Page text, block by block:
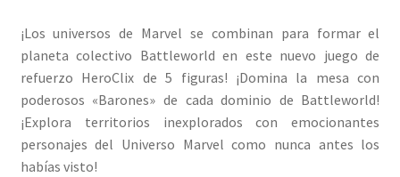
¡Los universos de Marvel se combinan para formar el
planeta colectivo Battleworld en este nuevo juego de
refuerzo HeroClix de 5 figuras! ¡Domina la mesa con
poderosos «Barones» de cada dominio de Battleworld!
¡Explora territorios inexplorados con emocionantes
personajes del Universo Marvel como nunca antes los
habías visto!